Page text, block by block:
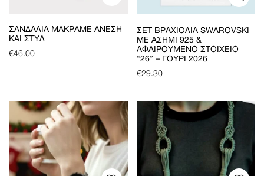
ΣΑΝΔΆΛΙΑ ΜΑΚΡΑΜΈ ΆΝΕΣΗ
ΚΑΙ ΣΤΥΛ
€46.00
ΣΕΤ ΒΡΑΧΙΌΛΙΑ SWAROVSKI
ΜΕ ΑΣΉΜΙ 925 &
ΑΦΑΙΡΟΎΜΕΝΟ ΣΤΟΙΧΕΊΟ
“26” – ΓΟΎΡΙ 2026
€29.30